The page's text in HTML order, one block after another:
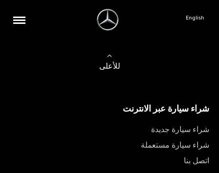
English
للأعلى
شراء سيارة عبر الانترنت
شراء سيارة جديدة
شراء سيارة مستعملة
اتصل بنا